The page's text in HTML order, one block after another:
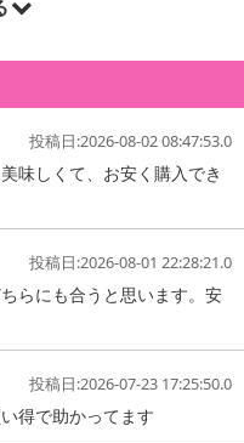
投稿日:2026-08-02 08:47:53.0
味しくて、お安く購入でき
投稿日:2026-08-01 22:28:21.0
らにも合うと思います。安
投稿日:2026-07-23 17:25:50.0
得で助かってます